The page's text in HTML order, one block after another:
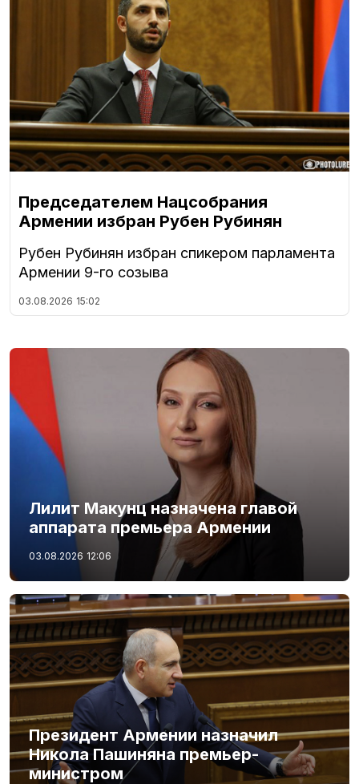
Председателем Нацсобрания
Армении избран Рубен Рубинян
Рубен Рубинян избран спикером парламента
Армении 9-го созыва
03.08.2026 15:02
Лилит Макунц назначена главой
аппарата премьера Армении
03.08.2026 12:06
Президент Армении назначил
Никола Пашиняна премьер-
министром